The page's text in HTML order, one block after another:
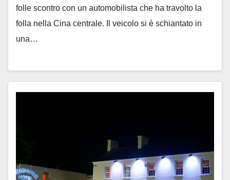
folle scontro con un automobilista che ha travolto la
folla nella Cina centrale. Il veicolo si è schiantato in
una…